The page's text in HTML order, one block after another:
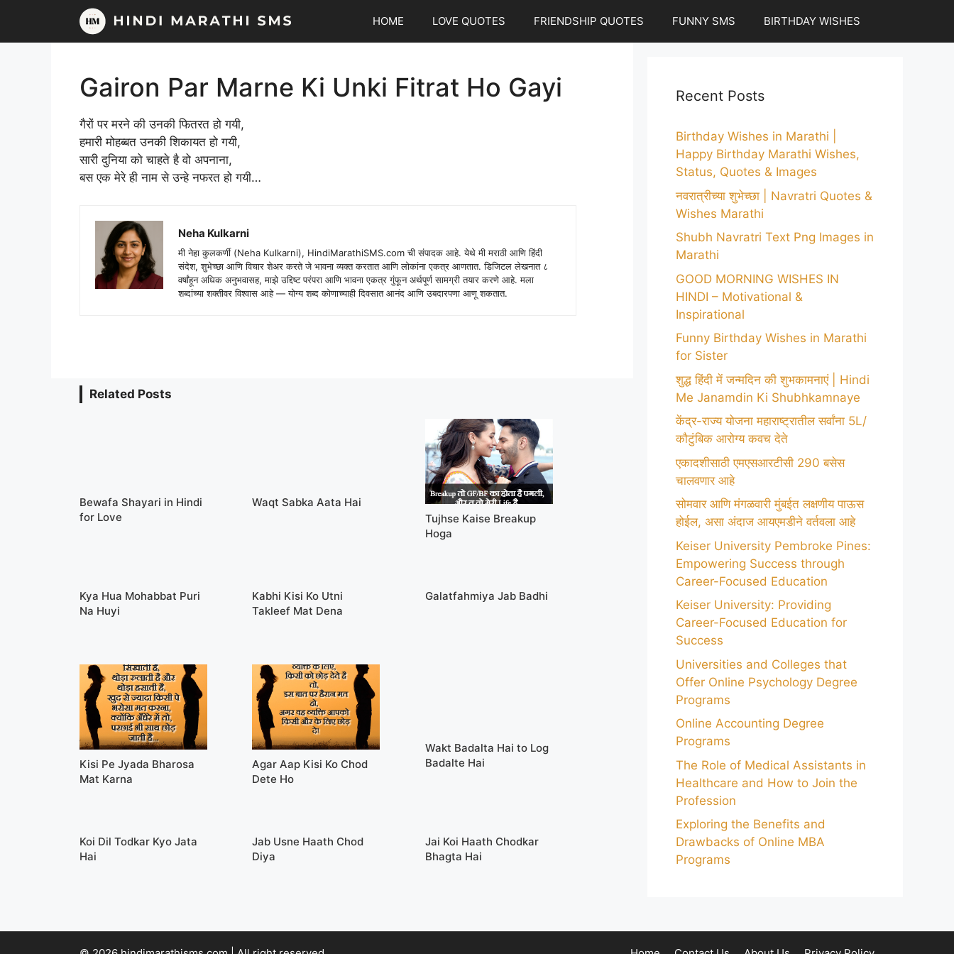
content
HOME LOVE QUOTES FRIENDSHIP QUOTES FUNNY SMS BIRTHDAY WISHES
Gairon Par Marne Ki Unki Fitrat Ho Gayi
गैरों पर मरने की उनकी फितरत हो गयी,
हमारी मोहब्बत उनकी शिकायत हो गयी,
सारी दुनिया को चाहते है वो अपनाना,
बस एक मेरे ही नाम से उन्हे नफरत हो गयी…
Neha Kulkarni
मी नेहा कुलकर्णी (Neha Kulkarni), HindiMarathiSMS.com ची संपादक आहे. येथे मी मराठी आणि हिंदी
संदेश, शुभेच्छा आणि विचार शेअर करते जे भावना व्यक्त करतात आणि लोकांना एकत्र आणतात. डिजिटल लेखनात ८
वर्षांहून अधिक अनुभवासह, माझे उद्दिष्ट परंपरा आणि भावना एकत्र गुंफून अर्थपूर्ण सामग्री तयार करणे आहे. मला
शब्दांच्या शक्तीवर विश्वास आहे — योग्य शब्द कोणाच्याही दिवसात आनंद आणि उबदारपणा आणू शकतात.
Related Posts
Bewafa Shayari in Hindi
for Love
Waqt Sabka Aata Hai
Tujhse Kaise Breakup
Hoga
Kya Hua Mohabbat Puri
Na Huyi
Kabhi Kisi Ko Utni
Takleef Mat Dena
Galatfahmiya Jab Badhi
Kisi Pe Jyada Bharosa
Mat Karna
Agar Aap Kisi Ko Chod
Dete Ho
Wakt Badalta Hai to Log
Badalte Hai
Koi Dil Todkar Kyo Jata
Hai
Jab Usne Haath Chod
Diya
Jai Koi Haath Chodkar
Bhagta Hai
Recent Posts
Birthday Wishes in Marathi |
Happy Birthday Marathi Wishes,
Status, Quotes & Images
नवरात्रीच्या शुभेच्छा | Navratri Quotes &
Wishes Marathi
Shubh Navratri Text Png Images in
Marathi
GOOD MORNING WISHES IN
HINDI – Motivational &
Inspirational
Funny Birthday Wishes in Marathi
for Sister
शुद्ध हिंदी में जन्मदिन की शुभकामनाएं | Hindi
Me Janamdin Ki Shubhkamnaye
केंद्र-राज्य योजना महाराष्ट्रातील सर्वांना 5L/
कौटुंबिक आरोग्य कवच देते
एकादशीसाठी एमएसआरटीसी 290 बसेस
चालवणार आहे
सोमवार आणि मंगळवारी मुंबईत लक्षणीय पाऊस
होईल, असा अंदाज आयएमडीने वर्तवला आहे
Keiser University Pembroke Pines:
Empowering Success through
Career-Focused Education
Keiser University: Providing
Career-Focused Education for
Success
Universities and Colleges that
Offer Online Psychology Degree
Programs
Online Accounting Degree
Programs
The Role of Medical Assistants in
Healthcare and How to Join the
Profession
Exploring the Benefits and
Drawbacks of Online MBA
Programs